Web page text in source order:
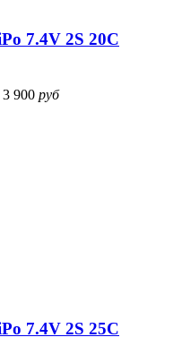
7.4V 2S 20C
3 900 руб
7.4V 2S 25C